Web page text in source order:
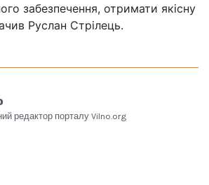
забезпечення, отримати якісну
Руслан Стрілець.
редактор порталу Vilno.org